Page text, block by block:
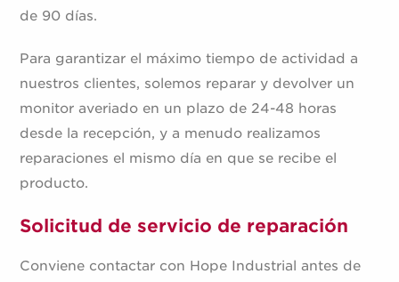
de 90 días.
Para garantizar el máximo tiempo de actividad a
nuestros clientes, solemos reparar y devolver un
monitor averiado en un plazo de 24-48 horas
desde la recepción, y a menudo realizamos
reparaciones el mismo día en que se recibe el
producto.
Solicitud de servicio de reparación
Conviene contactar con Hope Industrial antes de